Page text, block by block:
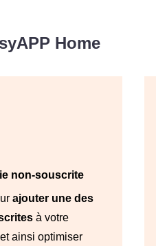
Home
non-souscrite
ajouter une des
à votre
ainsi optimiser